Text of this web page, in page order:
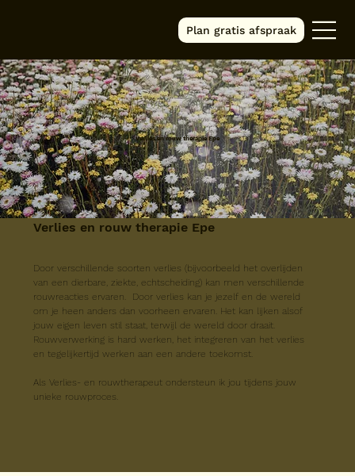
Plan gratis afspraak
Verlies en rouw therapie Epe
Verlies en rouw therapie Epe
Door verschillende soorten verlies (bijvoorbeeld het overlijden
van een dierbare, ziekte, echtscheiding) kan men verschillende
rouwreacties ervaren.  Door verlies kan je jezelf en de wereld
om je heen anders dan voorheen ervaren. Het kan lijken alsof
jouw eigen leven stil staat, terwijl de wereld door draait.
Rouwverwerking is hard werken, het integreren van het verlies
en tegelijkertijd werken aan een andere toekomst.
Als Verlies- en rouwtherapeut ondersteun ik jou tijdens jouw
unieke rouwproces.